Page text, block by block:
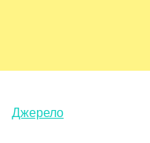
Джерело